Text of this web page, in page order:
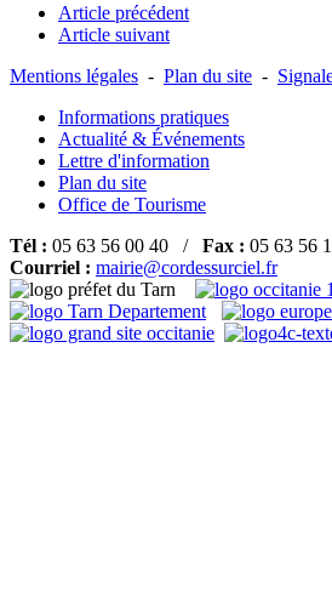
Article précédent
Article suivant
Mentions légales - Plan du site -
Informations pratiques
Actualité & Événements
Lettre d'information
Plan du site
Office de Tourisme
Tél : 05 63 56 00 40 / Fax : 05 63 56
Courriel : mairie@cordessurciel.fr